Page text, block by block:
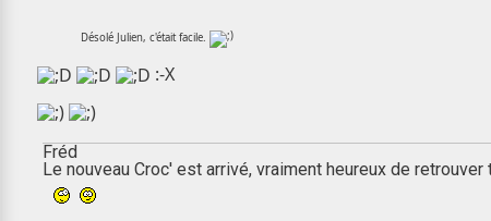
Désolé Julien, c'était facile.
:-X
Fréd
Le nouveau Croc' est arrivé, vraiment heureux de